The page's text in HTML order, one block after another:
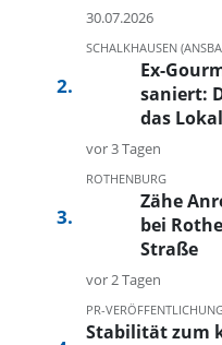
30.07.2026
SCHALKHAUSEN
Ex-
saniert:
das Lokal
vor 3 Tagen
ROTHENBURG
Zähe
bei
Straße
vor 2 Tagen
PR-
Stabilität zum